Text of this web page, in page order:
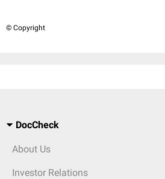
© Copyright
DocCheck
About Us
Investor Relations